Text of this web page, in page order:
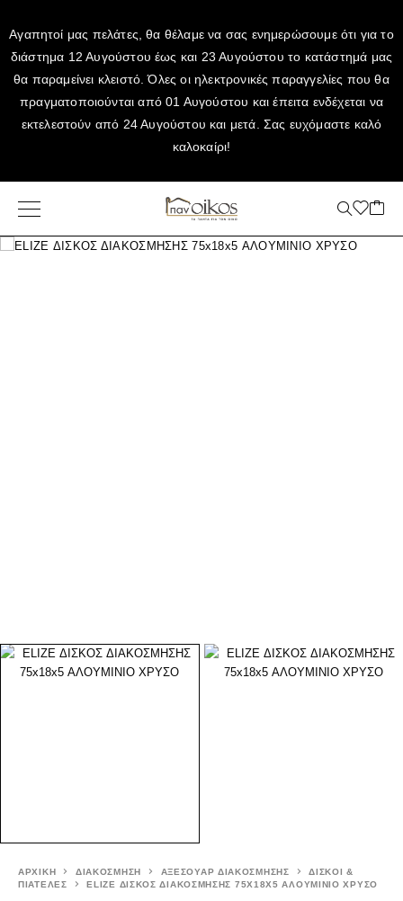
Αγαπητοί μας πελάτες, θα θέλαμε να σας ενημερώσουμε ότι για το
διάστημα 12 Αυγούστου έως και 23 Αυγούστου το κατάστημά μας
θα παραμείνει κλειστό. Όλες οι ηλεκτρονικές παραγγελίες που θα
πραγματοποιούνται από 01 Αυγούστου και έπειτα ενδέχεται να
εκτελεστούν από 24 Αυγούστου και μετά. Σας ευχόμαστε καλό
καλοκαίρι!
ΑΡΧΙΚΉ ΔΙΑΚΟΣΜΗΣΗ ΑΞΕΣΟΥΑΡ ΔΙΑΚΟΣΜΗΣΗΣ
ΔΙΣΚΟΙ &
ΠΙΑΤΕΛΕΣ
ELIZE ΔΙΣΚΟΣ ΔΙΑΚΟΣΜΗΣΗΣ 75X18X5 ΑΛΟΥΜΙΝΙΟ ΧΡΥΣΟ